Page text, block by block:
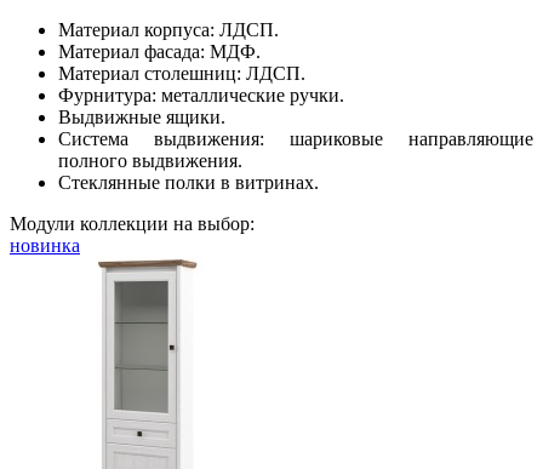
Материал корпуса: ЛДСП.
Материал фасада: МДФ.
Материал столешниц: ЛДСП.
Фурнитура: металлические ручки.
Выдвижные ящики.
Система выдвижения: шариковые направляющие
полного выдвижения.
Стеклянные полки в витринах.
Модули коллекции на выбор:
новинка